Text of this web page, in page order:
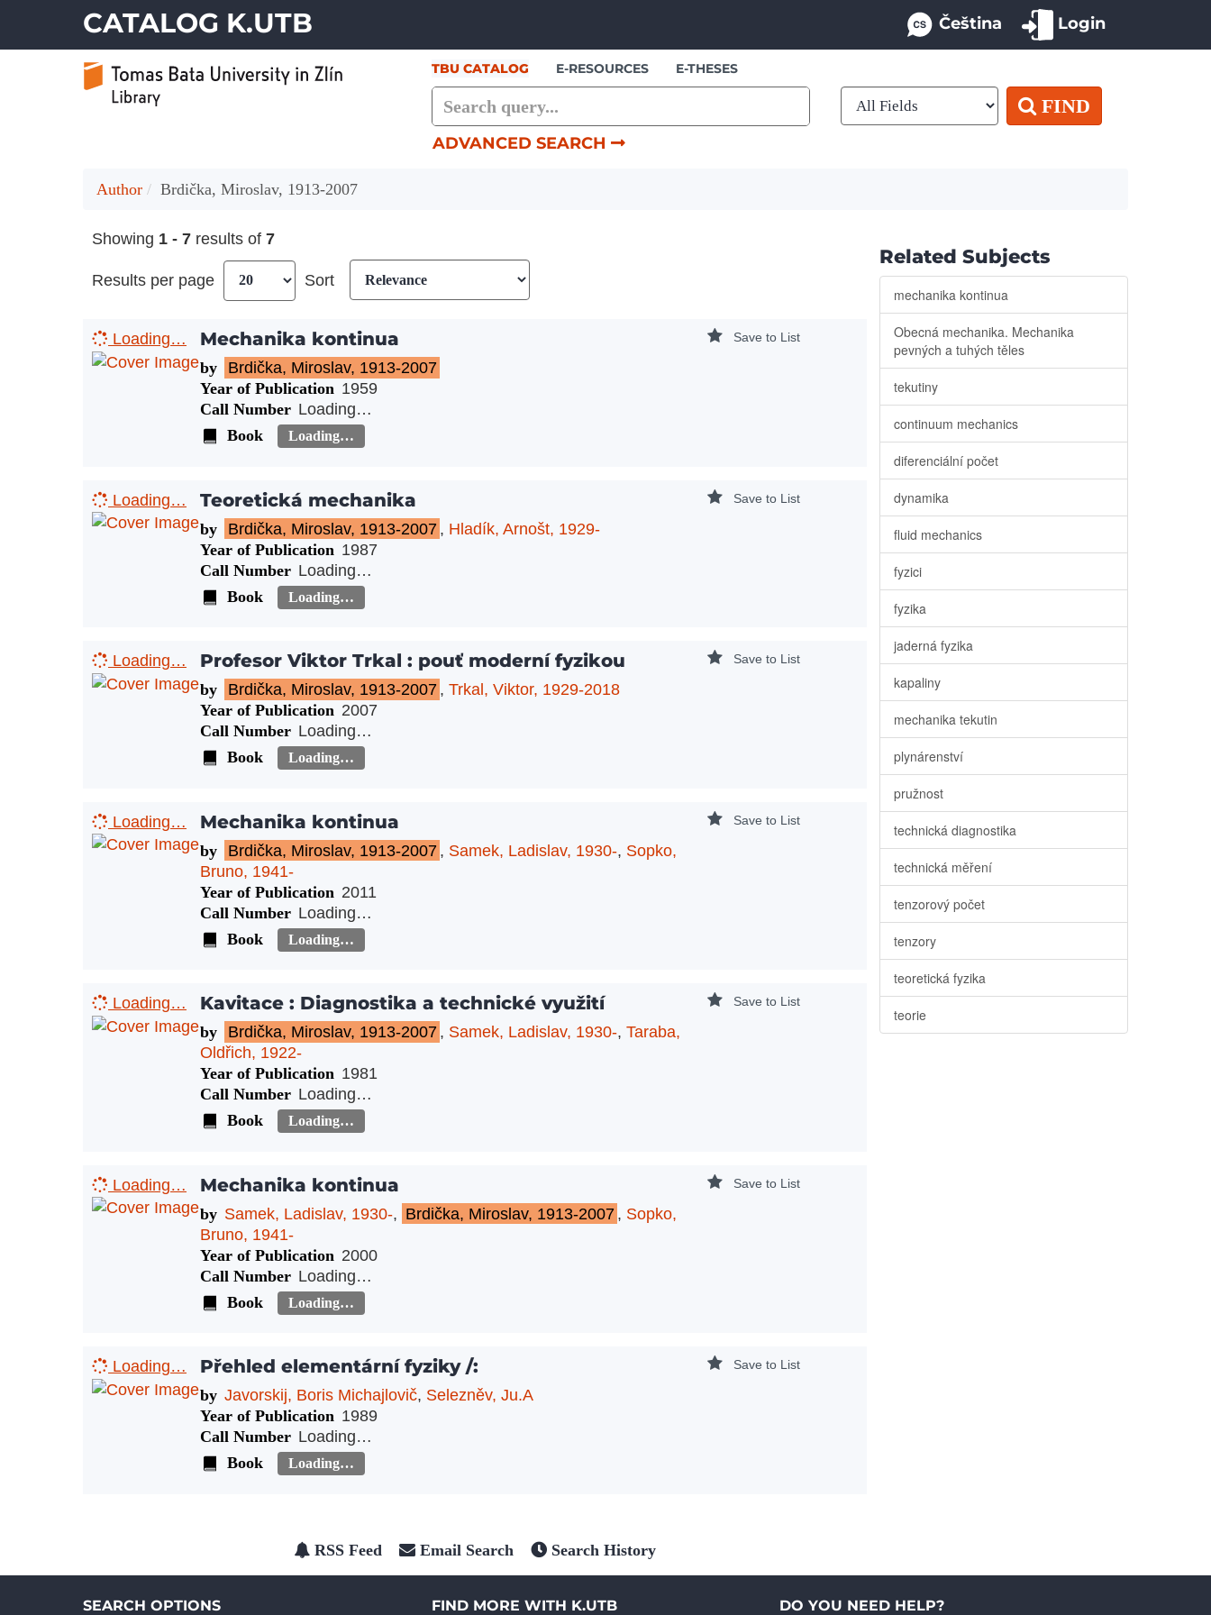
CATALOG K.UTB Čeština Login
TBU CATALOG E-RESOURCES E-THESES
FIND
ADVANCED SEARCH
Author Brdička, Miroslav, 1913-2007
Showing 1 - 7 results of 7
Results per page Sort
Loading… Mechanika kontinua
by
Brdička, Miroslav, 1913-2007
Year of Publication 1959
Call Number Loading…
Book
Loading…
Save to List
Loading… Teoretická mechanika
by Brdička, Miroslav, 1913-2007 , Hladík, Arnošt, 1929-
Year of Publication 1987
Call Number Loading…
Book
Loading…
Save to List
Loading… Profesor Viktor Trkal : pouť moderní fyzikou
by Brdička, Miroslav, 1913-2007 ,Trkal, Viktor, 1929-2018
Year of Publication 2007
Call Number Loading…
Book
Loading…
Save to List
Loading… Mechanika kontinua
by Brdička, Miroslav, 1913-2007 , Samek, Ladislav, 1930-, Sopko,
Bruno, 1941-
Year of Publication 2011
Call Number Loading…
Book
Loading…
Save to List
Loading… Kavitace : Diagnostika a technické využití
by Brdička, Miroslav, 1913-2007 , Samek, Ladislav, 1930-,Taraba,
Oldřich, 1922-
Year of Publication 1981
Call Number Loading…
Book
Loading…
Save to List
Loading… Mechanika kontinua
by Samek, Ladislav, 1930-, Brdička, Miroslav, 1913-2007 , Sopko,
Bruno, 1941-
Year of Publication 2000
Call Number Loading…
Book
Loading…
Save to List
Loading… Přehled elementární fyziky /:
by Javorskij, Boris Michajlovič, Selezněv, Ju.A
Year of Publication 1989
Call Number Loading…
Book
Loading…
Save to List
RSS Feed Email Search Search History
Related Subjects
mechanika kontinua
Obecná mechanika. Mechanika
pevných a tuhých těles
tekutiny
continuum mechanics
diferenciální počet
dynamika
fluid mechanics
fyzici
fyzika
jaderná fyzika
kapaliny
mechanika tekutin
plynárenství
pružnost
technická diagnostika
technická měření
tenzorový počet
tenzory
teoretická fyzika
teorie
SEARCH OPTIONS FIND MORE WITH K.UTB DO YOU NEED HELP?